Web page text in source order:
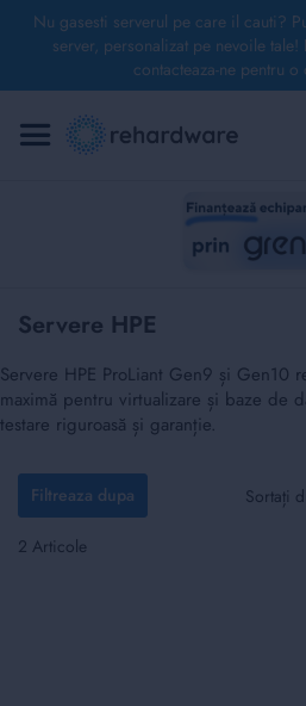
Nu gasesti serverul pe care il cauti?
server, personalizat pe nevoile
contacteaza-ne pentru
la
Conținut
Servere HPE
Servere HPE ProLiant Gen9 și Gen10
maximă pentru virtualizare și baze de
testare riguroasă și garanție.
2 Articole
Sortați
Filtreaza dupa